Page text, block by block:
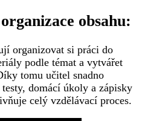
obsahu:
organizovat si práci do
podle témat a vytvářet
tomu učitel snadno
domácí úkoly a zápisky
celý vzdělávací proces.